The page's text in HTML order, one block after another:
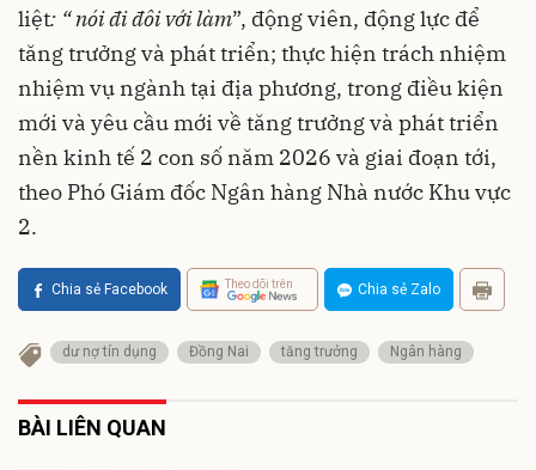
liệt: “ nói đi đôi với làm”, động viên, động lực để
tăng trưởng và phát triển; thực hiện trách nhiệm
nhiệm vụ ngành tại địa phương, trong điều kiện
mới và yêu cầu mới về tăng trưởng và phát triển
nền kinh tế 2 con số năm 2026 và giai đoạn tới,
theo Phó Giám đốc Ngân hàng Nhà nước Khu vực
2.
Chia sẻ Facebook Theo dõi trên Chia sẻ Zalo
dư nợ tín dụng Đồng Nai tăng trưởng Ngân hàng
BÀI LIÊN QUAN